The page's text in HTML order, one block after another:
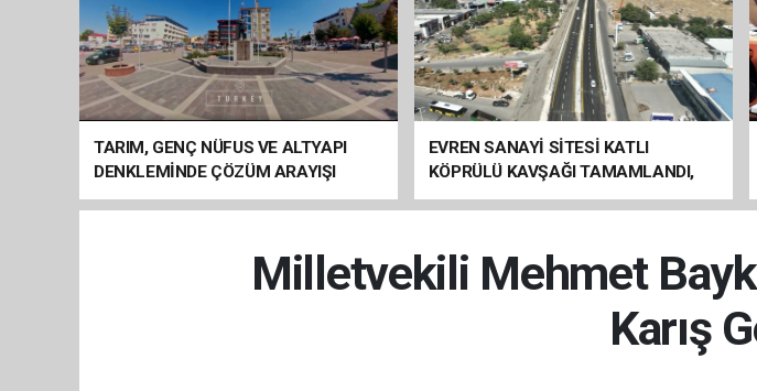
TARIM, GENÇ NÜFUS VE ALTYAPI
DENKLEMİNDE ÇÖZÜM ARAYIŞI
EVREN SANAYİ SİTESİ KATLI
KÖPRÜLÜ KAVŞAĞI TAMAMLANDI,
ARAÇ GEÇİŞLERİ BAŞLADI
Milletvekili Mehmet
Karış